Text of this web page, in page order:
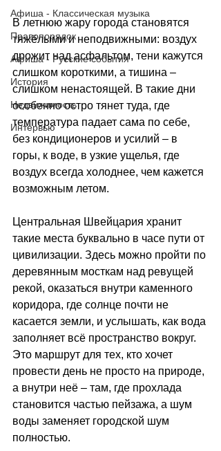
Афиша - Классическая музыка
Правопорядок
Афиша - Русские события
История
Недвижимость
Интервью
В летнюю жару города становятся
тяжёлыми и неподвижными: воздух
дрожит над асфальтом, тени кажутся
слишком короткими, а тишина –
слишком ненастоящей. В такие дни
особенно остро тянет туда, где
температура падает сама по себе,
без кондиционеров и усилий – в
горы, к воде, в узкие ущелья, где
воздух всегда холоднее, чем кажется
возможным летом.
Центральная Швейцария хранит
такие места буквально в часе пути от
цивилизации. Здесь можно пройти по
деревянным мосткам над ревущей
рекой, оказаться внутри каменного
коридора, где солнце почти не
касается земли, и услышать, как вода
заполняет всё пространство вокруг.
Это маршрут для тех, кто хочет
провести день не просто на природе,
а внутри неё – там, где прохлада
становится частью пейзажа, а шум
воды заменяет городской шум
полностью.